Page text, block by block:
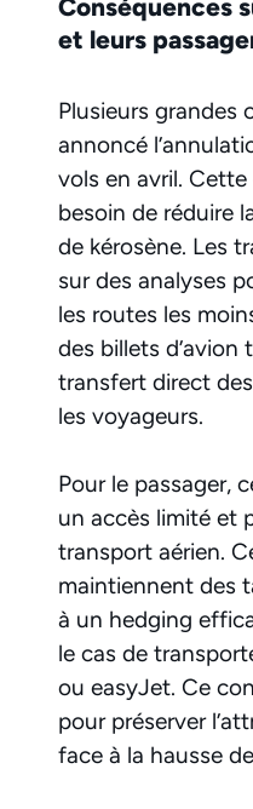
Conséquences
et leurs
Plusieurs grandes
annoncé
vols en avril.
besoin de réduire
de kérosène. Les
sur des analyses
les routes les
des billets d’avion
transfert direct
les voyageurs.
Pour le passager,
un accès limité et
transport aérien.
maintiennent des
à un hedging
le cas de
ou easyJet. Ce
pour préserver
face à la hausse